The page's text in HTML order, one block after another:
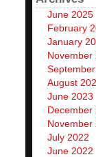
June 2025
February
January
November
August
June 2023
December
November
July 2022
June 2022